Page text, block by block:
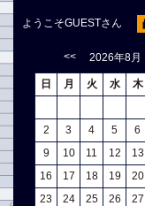
ようこそGUESTさん
<< 2026年8月
日 月 火 水 木
2
3 4 5 6
9
10 11 12 13
16
17 18 19 20
23
24 25 26 27